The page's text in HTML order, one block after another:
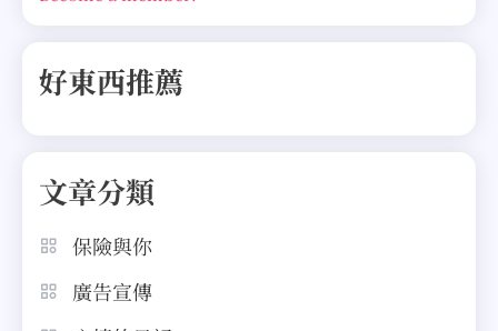
好東西推薦
文章分類
保險與你
廣告宣傳